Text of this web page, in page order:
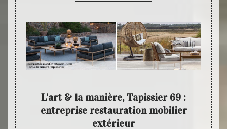
L'art & la manière, Tapissier 69 :
entreprise restauration mobilier
extérieur